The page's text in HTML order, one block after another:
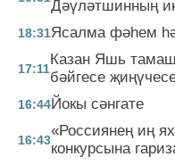
Дәүләтшинның
18:31Ясалма фәһем
17:11
Казан Яшь
бәйгесе
16:44Йокы сәнгате
16:43
«Россиянең иң
конкурсына